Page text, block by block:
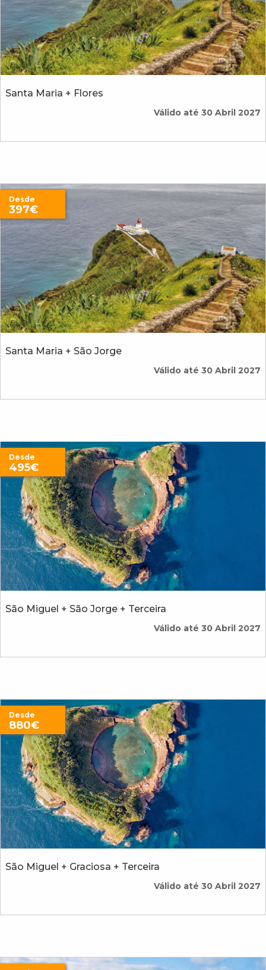
Santa Maria + Flores
Válido até 30 Abril 2027
Santa Maria + São Jorge
Desde
397€
Válido até 30 Abril 2027
São Miguel + São Jorge + Terceira
Desde
495€
Válido até 30 Abril 2027
São Miguel + Graciosa + Terceira
Desde
880€
Válido até 30 Abril 2027